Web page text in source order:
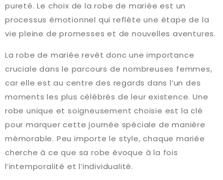
pureté. Le choix de la robe de mariée est un
processus émotionnel qui reflète une étape de la
vie pleine de promesses et de nouvelles aventures.
La robe de mariée revêt donc une importance
cruciale dans le parcours de nombreuses femmes,
car elle est au centre des regards dans l’un des
moments les plus célébrés de leur existence. Une
robe unique et soigneusement choisie est la clé
pour marquer cette journée spéciale de manière
mémorable. Peu importe le style, chaque mariée
cherche à ce que sa robe évoque à la fois
l’intemporalité et l’individualité.